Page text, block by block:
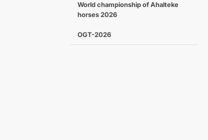
World championship of Ahalteke
horses 2026
OGT-2026